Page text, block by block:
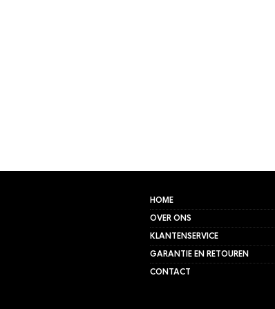
HOME
OVER ONS
KLANTENSERVICE
GARANTIE EN RETOUREN
CONTACT